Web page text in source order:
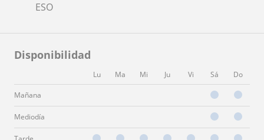
ESO
Disponibilidad
Lu Ma Mi Ju Vi Sá Do
Mañana
Mediodía